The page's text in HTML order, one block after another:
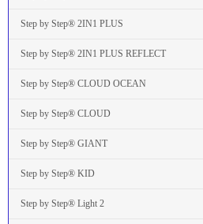
Step by Step® 2IN1 PLUS
Step by Step® 2IN1 PLUS REFLECT
Step by Step® CLOUD OCEAN
Step by Step® CLOUD
Step by Step® GIANT
Step by Step® KID
Step by Step® Light 2